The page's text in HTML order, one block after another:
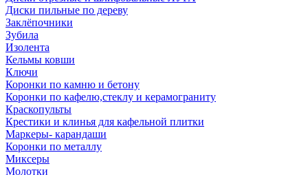
Диски пильные по дереву
Заклёпочники
Зубила
Изолента
Кельмы ковши
Ключи
Коронки по камню и бетону
Коронки по кафелю,стеклу и керамограниту
Краскопульты
Крестики и клинья для кафельной плитки
Маркеры- карандаши
Коронки по металлу
Миксеры
Молотки